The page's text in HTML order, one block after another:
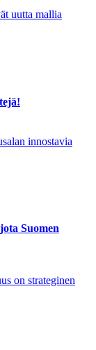
uutta mallia
innostavia
Suomen
on strateginen